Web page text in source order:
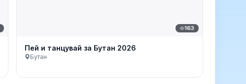
163
Пей и танцувай за Бутан 2026
Бутан